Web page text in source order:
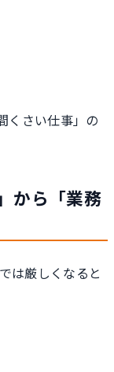
くさい仕事」の
から「業務
は厳しくなると